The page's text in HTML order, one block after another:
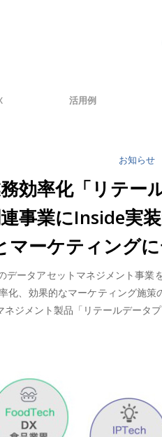
活用例
お知らせ
効率化「リテ
事業にInside実
マーケティング
ータアセットマネジメント事
、効果的なマーケティング施
ジメント製品「リテールデータ